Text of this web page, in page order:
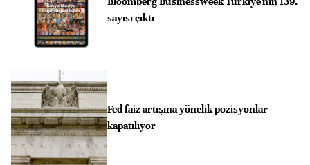
sayısı çıktı
Fed faiz artışına yönelik pozisyonlar
kapatılıyor